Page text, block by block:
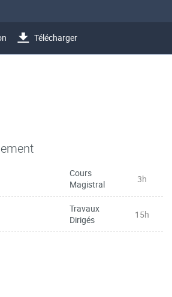
Télécharger
Cours
Magistral
3h
Travaux
Dirigés
15h